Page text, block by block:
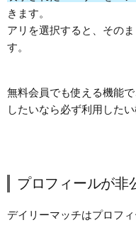
きます。
アリを選択すると、その
す。
無料会員でも使える機能
したいなら必ず利用したい
プロフィールが非
デイリーマッチはプロフ